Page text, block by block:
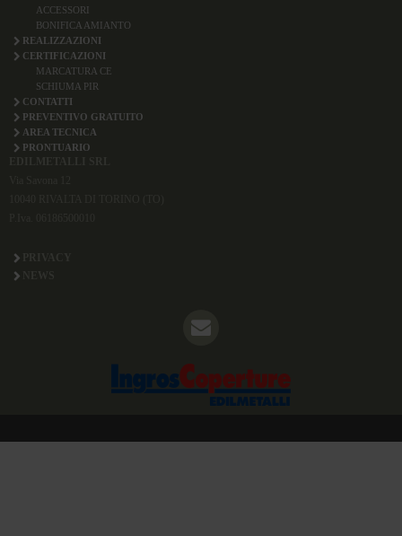
ACCESSORI
BONIFICA AMIANTO
REALIZZAZIONI
CERTIFICAZIONI
MARCATURA CE
SCHIUMA PIR
CONTATTI
PREVENTIVO GRATUITO
AREA TECNICA
PRONTUARIO